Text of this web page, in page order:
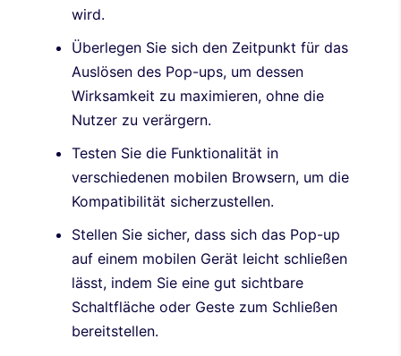
wird.
Überlegen Sie sich den Zeitpunkt für das
Auslösen des Pop-ups, um dessen
Wirksamkeit zu maximieren, ohne die
Nutzer zu verärgern.
Testen Sie die Funktionalität in
verschiedenen mobilen Browsern, um die
Kompatibilität sicherzustellen.
Stellen Sie sicher, dass sich das Pop-up
auf einem mobilen Gerät leicht schließen
lässt, indem Sie eine gut sichtbare
Schaltfläche oder Geste zum Schließen
bereitstellen.